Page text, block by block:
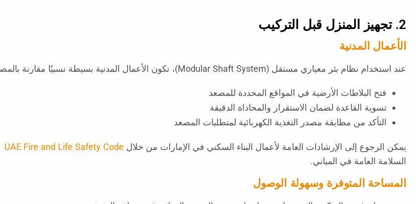
2. تجهيز المنزل قبل التركيب
الأعمال المدنية
عند استخدام نظام بئر معياري مستقل (Modular Shaft System)، تكون الأعمال المدنية بسيطة نسبيًا مقارنة بالمصاعد التقليدية. تشمل التحضيرات النموذجية:
فتح البلاطات الأرضية في المواقع المحددة للمصعد
تسوية القاعدة لضمان الاستقرار والمحاذاة الدقيقة
التأكد من مطابقة مصدر التغذية الكهربائية لمتطلبات المصعد
يمكن الرجوع إلى الإرشادات العامة لأعمال البناء السكني في الإمارات من خلال UAE Fire and Life Safety Code
السلامة العامة في المباني.
المساحة المتوفرة وسهولة الوصول